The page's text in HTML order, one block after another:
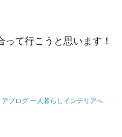
て行こうと思います！